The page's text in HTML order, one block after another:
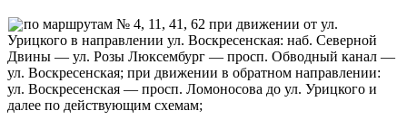
по маршрутам № 4, 11, 41, 62 при движении от ул.
Урицкого в направлении ул. Воскресенская: наб. Северной
Двины — ул. Розы Люксембург — просп. Обводный канал —
ул. Воскресенская; при движении в обратном направлении:
ул. Воскресенская — просп. Ломоносова до ул. Урицкого и
далее по действующим схемам;